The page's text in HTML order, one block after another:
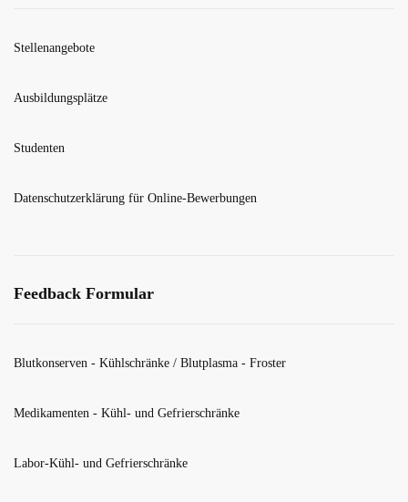
Stellenangebote
Ausbildungsplätze
Studenten
Datenschutzerklärung für Online-Bewerbungen
Feedback Formular
Blutkonserven - Kühlschränke / Blutplasma - Froster
Medikamenten - Kühl- und Gefrierschränke
Labor-Kühl- und Gefrierschränke